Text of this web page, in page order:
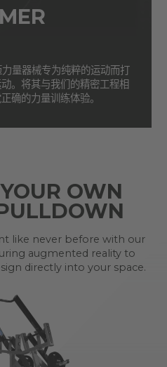
器械专为纯粹的运动而打
。将其与我们的精密工程相
确的力量训练体验。
OWN
like never before with our
augmented reality to
directly into your space.